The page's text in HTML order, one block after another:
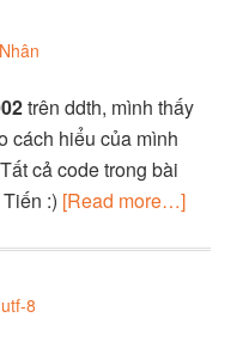
trên ddth, mình thấy
cách hiểu của mình
cả code trong bài
:) [Read more…]
utf-8